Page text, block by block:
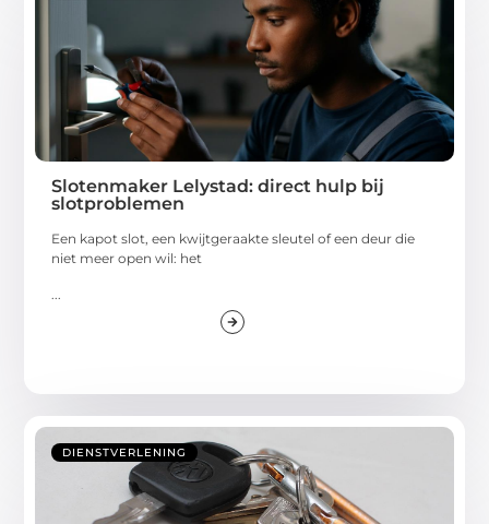
Slotenmaker Lelystad: direct hulp bij
slotproblemen
Een kapot slot, een kwijtgeraakte sleutel of een deur die
niet meer open wil: het
DIENSTVERLENING